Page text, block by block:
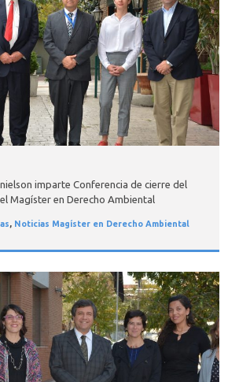
imparte Conferencia de cierre del
Magíster en Derecho Ambiental
, Noticias Magíster en Derecho Ambiental